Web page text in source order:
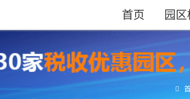
首页 园